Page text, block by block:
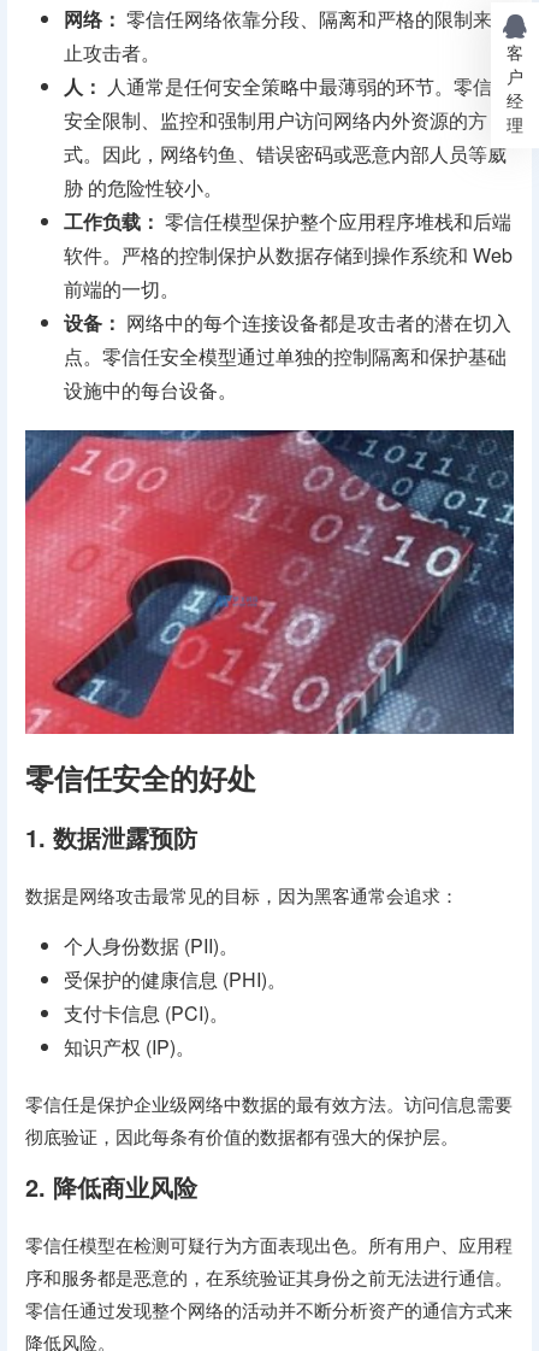
网络： 零信任网络依靠分段、隔离和严格的限制来阻
止攻击者。
人： 人通常是任何安全策略中最薄弱的环节。零信任
安全限制、监控和强制用户访问网络内外资源的方
式。因此，网络钓鱼、错误密码或恶意内部人员等威
胁 的危险性较小。
工作负载： 零信任模型保护整个应用程序堆栈和后端
软件。严格的控制保护从数据存储到操作系统和 Web
前端的一切。
设备： 网络中的每个连接设备都是攻击者的潜在切入
点。零信任安全模型通过单独的控制隔离和保护基础
设施中的每台设备。
零信任安全的好处
1. 数据泄露预防
数据是网络攻击最常见的目标，因为黑客通常会追求：
个人身份数据 (PII)。
受保护的健康信息 (PHI)。
支付卡信息 (PCI)。
知识产权 (IP)。
零信任是保护企业级网络中数据的最有效方法。访问信息需要
彻底验证，因此每条有价值的数据都有强大的保护层。
2. 降低商业风险
零信任模型在检测可疑行为方面表现出色。所有用户、应用程
序和服务都是恶意的，在系统验证其身份之前无法进行通信。
零信任通过发现整个网络的活动并不断分析资产的通信方式来
降低风险。
客
户
经
理